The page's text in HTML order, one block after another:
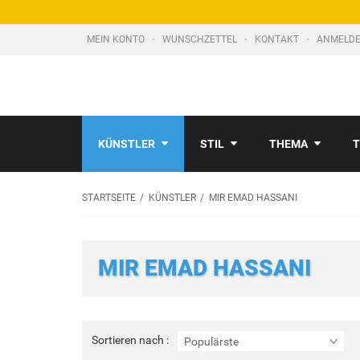
MEIN KONTO WUNSCHZETTEL KONTAKT
KÜNSTLER STIL THEMA
STARTSEITE KÜNSTLER MIR EMAD HASSANI
MIR EMAD HASSANI
Sortieren nach : Populärste
Sortieren
nach